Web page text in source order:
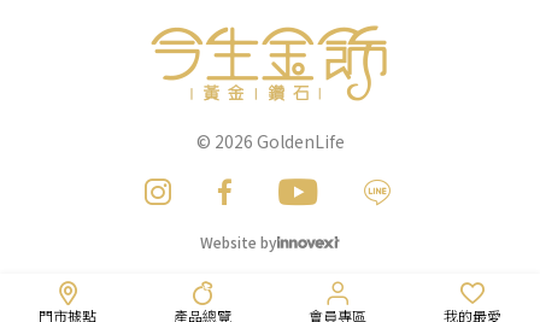
門市據點 產品總覽 會員專區 我的最愛
© 2026 GoldenLife
Website by